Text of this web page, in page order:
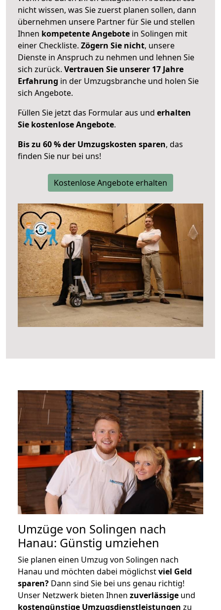
nicht wissen, was Sie zuerst planen sollen, dann
übernehmen unsere Partner für Sie und stellen
Ihnen kompetente Angebote in Solingen mit
einer Checkliste. Zögern Sie nicht, unsere
Dienste in Anspruch zu nehmen und lehnen Sie
sich zurück. Vertrauen Sie unserer 17 Jahre
Erfahrung in der Umzugsbranche und holen Sie
sich Angebote.
Füllen Sie jetzt das Formular aus und erhalten
Sie kostenlose Angebote.
Bis zu 60 % der Umzugskosten sparen, das
finden Sie nur bei uns!
Kostenlose Angebote erhalten
Umzüge von Solingen nach
Hanau: Günstig umziehen
Sie planen einen Umzug von Solingen nach
Hanau und möchten dabei möglichstviel Geld
sparen? Dann sind Sie bei uns genau richtig!
Unser Netzwerk bieten Ihnen zuverlässige und
kostengünstige Umzugsdienstleistungen zu